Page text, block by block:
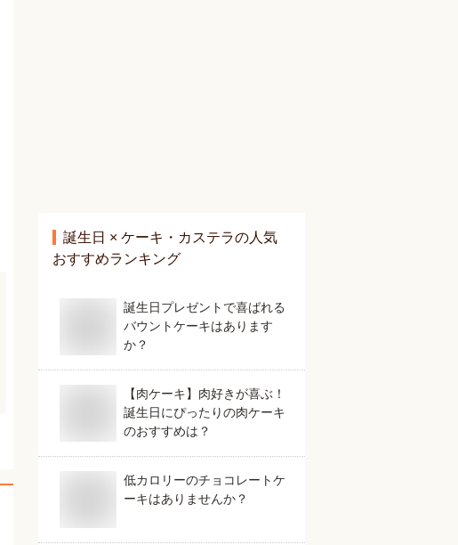
誕生日 × ケーキ・カステラの人気
おすすめランキング
誕生日プレゼントで喜ばれる
バウントケーキはあります
か？
【肉ケーキ】肉好きが喜ぶ！
誕生日にぴったりの肉ケーキ
のおすすめは？
低カロリーのチョコレートケ
ーキはありませんか？